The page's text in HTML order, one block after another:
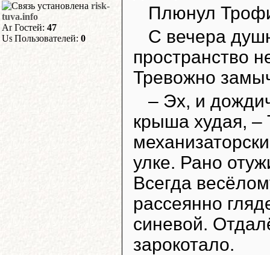
risk-
tuva.info
Гостей: 47
Пользователей: 0
Плюнул
С вечера
пространство
Тревожно
– Эх, и
крыша худая, –
улке. Рано
Всегда
рассеянно
синевой.
зарокотало.